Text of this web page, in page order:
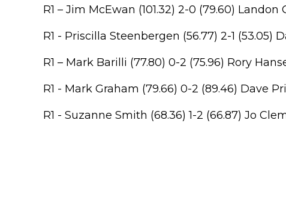
R1 – Jim McEwan (101.32) 2-0 (79.60) Landon
R1 - Priscilla Steenbergen (56.77) 2-1 (53.05)
R1 – Mark Barilli (77.80) 0-2 (75.96) Rory
R1 - Mark Graham (79.66) 0-2 (89.46) Dave
R1 - Suzanne Smith (68.36) 1-2 (66.87) Jo